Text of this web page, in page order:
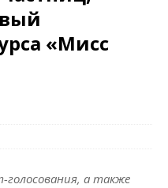
«Мисс
а также